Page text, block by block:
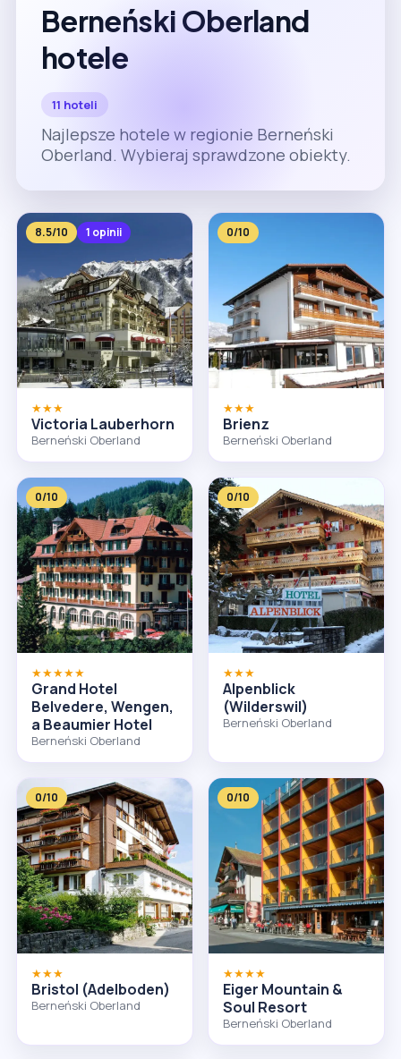
Berneński Oberland
hotele
11 hoteli
Najlepsze hotele w regionie Berneński
Oberland. Wybieraj sprawdzone obiekty.
8.5/10 1 opinii
★★★
Victoria Lauberhorn
Berneński Oberland
0/10
★★★
Brienz
Berneński Oberland
0/10
★★★★★
Grand Hotel
Belvedere, Wengen,
a Beaumier Hotel
Berneński Oberland
0/10
★★★
Alpenblick
(Wilderswil)
Berneński Oberland
0/10
★★★
Bristol (Adelboden)
Berneński Oberland
0/10
★★★★
Eiger Mountain &
Soul Resort
Berneński Oberland